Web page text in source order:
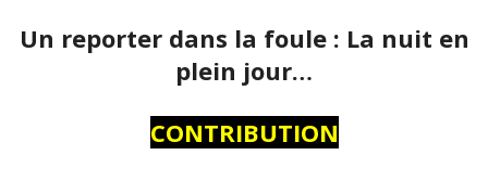
Un reporter dans la foule : La nuit en
plein jour…
CONTRIBUTION